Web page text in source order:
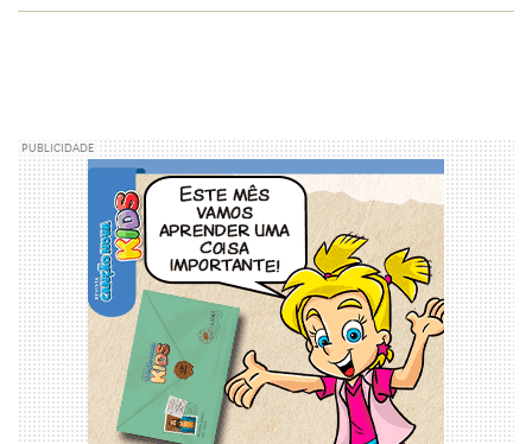
PUBLICIDADE